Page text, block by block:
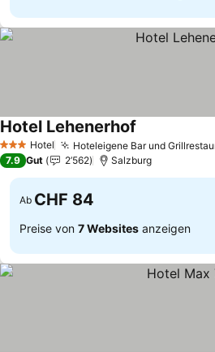
3 SterneHotel Hoteleigene Bar und
Hotel Lehenerhof
7.9 Gut 2’562 Salzburg
Ab CHF 84
Preise von 7 Websites anzeigen